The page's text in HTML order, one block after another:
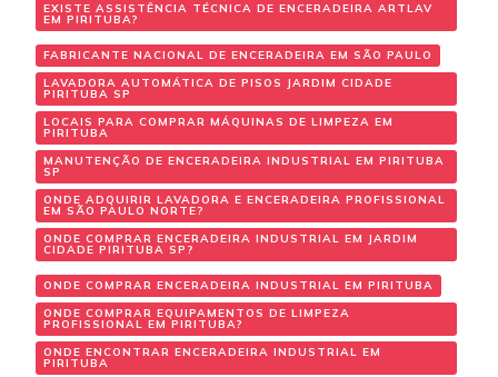
EXISTE ASSISTÊNCIA TÉCNICA DE ENCERADEIRA ARTLAV
EM PIRITUBA?
FABRICANTE NACIONAL DE ENCERADEIRA EM SÃO PAULO
LAVADORA AUTOMÁTICA DE PISOS JARDIM CIDADE
PIRITUBA SP
LOCAIS PARA COMPRAR MÁQUINAS DE LIMPEZA EM
PIRITUBA
MANUTENÇÃO DE ENCERADEIRA INDUSTRIAL EM PIRITUBA
SP
ONDE ADQUIRIR LAVADORA E ENCERADEIRA PROFISSIONAL
EM SÃO PAULO NORTE?
ONDE COMPRAR ENCERADEIRA INDUSTRIAL EM JARDIM
CIDADE PIRITUBA SP?
ONDE COMPRAR ENCERADEIRA INDUSTRIAL EM PIRITUBA
ONDE COMPRAR EQUIPAMENTOS DE LIMPEZA
PROFISSIONAL EM PIRITUBA?
ONDE ENCONTRAR ENCERADEIRA INDUSTRIAL EM
PIRITUBA